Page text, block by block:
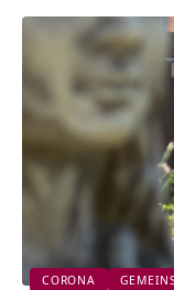
CORONA